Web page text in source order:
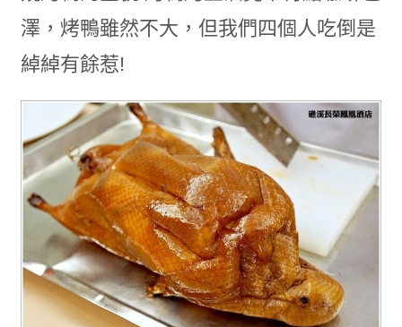
澤，烤鴨雖然不大，但我們四個人吃倒是
綽綽有餘惹!